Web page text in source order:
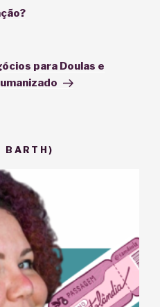
para Doulas e
BARTH)